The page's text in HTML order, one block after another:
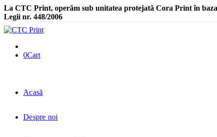
La CTC Print, operăm sub unitatea protejată Cora Print în baza
Legii nr. 448/2006
0Cart
Acasă
Despre noi